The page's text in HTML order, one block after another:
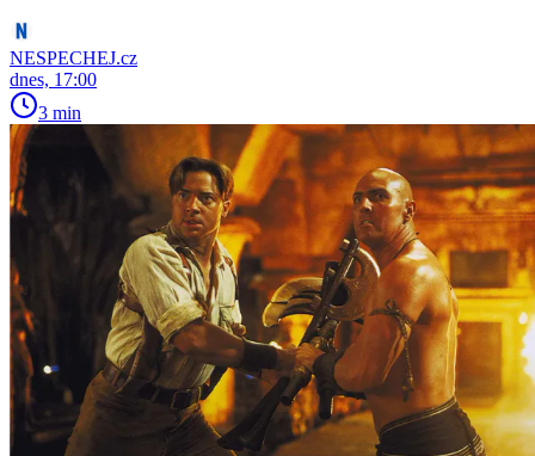
NESPECHEJ.cz
dnes, 17:00
3 min